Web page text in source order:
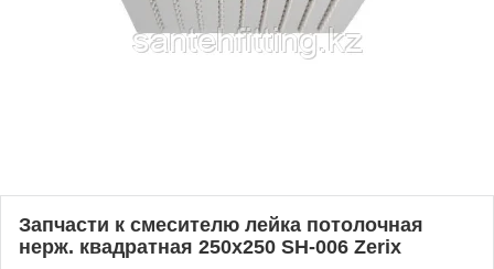
Запчасти к смесителю лейка потолочная
нерж. квадратная 250х250 SH-006 Zerix